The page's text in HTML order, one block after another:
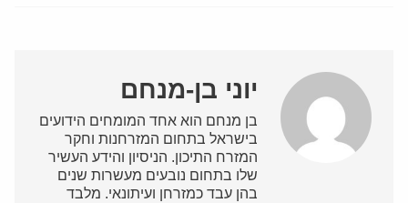
יוני בן-מנחם
בן מנחם הוא אחד המומחים הידועים
בישראל בתחום המזרחנות וחקר
המזרח התיכון. הניסיון והידע העשיר
שלו בתחום נובעים מעשרות שנים
בהן עבד כמזרחן ועיתונאי. מלבד